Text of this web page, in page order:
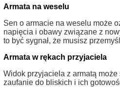
Armata na weselu
Sen o armacie na weselu może
napięcia i obawy związane z
to być sygnał, że musisz
Armata w rękach przyjaciela
Widok przyjaciela z armatą
zaufanie do bliskich i ich